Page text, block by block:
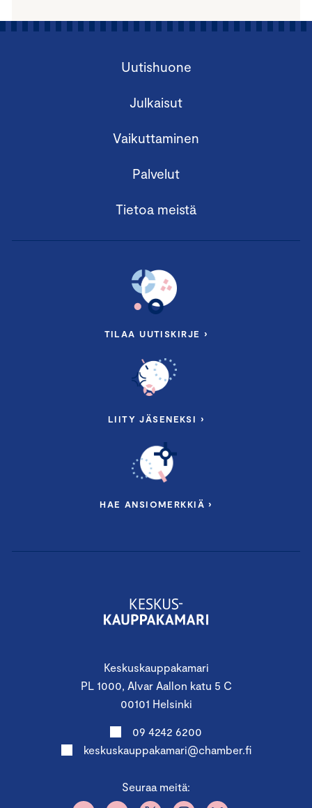
Keskuskauppakamari
PL 1000, Alvar Aallon katu 5 C
00101 Helsinki
09 4242 6200
keskuskauppakamari@chamber.fi
Seuraa meitä:
Uutishuone
Julkaisut
Vaikuttaminen
Palvelut
Tietoa meistä
TILAA UUTISKIRJE ›
LIITY JÄSENEKSI ›
HAE ANSIOMERKKIÄ ›